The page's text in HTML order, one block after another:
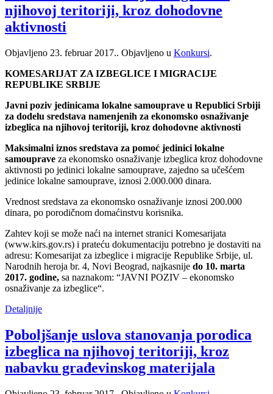
njihovoj teritoriji, kroz dohodovne
aktivnosti
Objavljeno 23. februar 2017.. Objavljeno u Konkursi.
KOMESARIJAT ZA IZBEGLICE I MIGRACIJE
REPUBLIKE SRBIJE
Javni poziv jedinicama lokalne samouprave u Republici Srbiji
za dodelu sredstava namenjenih za ekonomsko osnaživanje
izbeglica na njihovoj teritoriji, kroz dohodovne aktivnosti
Maksimalni iznos sredstava za pomoć jedinici lokalne
samouprave za ekonomsko osnaživanje izbeglica kroz dohodovne
aktivnosti po jedinici lokalne samouprave, zajedno sa učešćem
jedinice lokalne samouprave, iznosi 2.000.000 dinara.
Vrednost sredstava za ekonomsko osnaživanje iznosi 200.000
dinara, po porodičnom domaćinstvu korisnika.
Zahtev koji se može naći na internet stranici Komesarijata
(www.kirs.gov.rs) i prateću dokumentaciju potrebno je dostaviti na
adresu: Komesarijat za izbeglice i migracije Republike Srbije, ul.
Narodnih heroja br. 4, Novi Beograd, najkasnije do 10. marta
2017. godine, sa naznakom: “JAVNI POZIV – ekonomsko
osnaživanje za izbeglice“.
Detaljnije
Poboljšanje uslova stanovanja porodica
izbeglica na njihovoj teritoriji, kroz
nabavku građevinskog materijala